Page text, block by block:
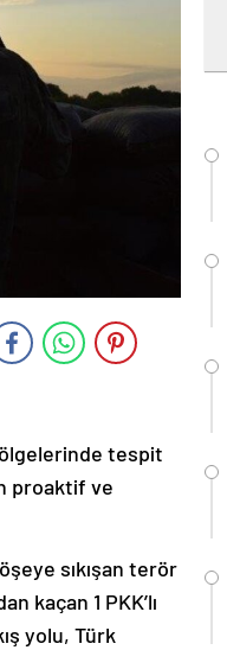
tespit
proaktif ve
sıkışan terör
kaçan 1 PKK’lı
yolu, Türk